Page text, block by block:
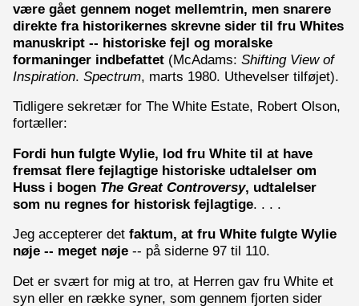
være gået gennem noget mellemtrin, men snarere
direkte fra historikernes skrevne sider til fru Whites
manuskript -- historiske fejl og moralske
formaninger indbefattet (McAdams: Shifting View of
Inspiration. Spectrum, marts 1980. Uthevelser tilføjet).
Tidligere sekretær for The White Estate, Robert Olson,
fortæller:
Fordi hun fulgte Wylie, lod fru White til at have
fremsat flere fejlagtige historiske udtalelser om
Huss i bogen The Great Controversy, udtalelser
som nu regnes for historisk fejlagtige. . . .
Jeg accepterer det faktum, at fru White fulgte Wylie
nøje -- meget nøje -- på siderne 97 til 110.
Det er svært for mig at tro, at Herren gav fru White et
syn eller en række syner, som gennem fjorten sider